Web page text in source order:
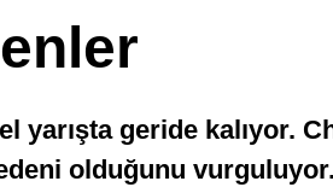
yarışta geride kalıyor.
olduğunu